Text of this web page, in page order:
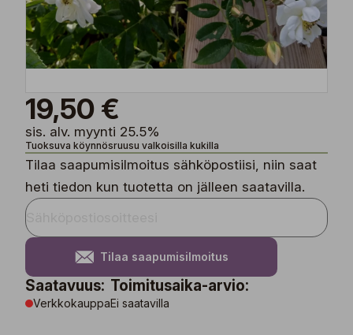
19,50 €
sis. alv. myynti 25.5%
Tuoksuva köynnösruusu valkoisilla kukilla
Tilaa saapumisilmoitus sähköpostiisi, niin saat
heti tiedon kun tuotetta on jälleen saatavilla.
Tilaa saapumisilmoitus
Saatavuus:
Verkkokauppa
Toimitusaika-arvio:
Ei saatavilla